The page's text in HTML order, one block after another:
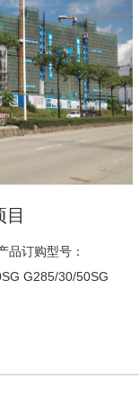
品订购型号：
G285/30/50SG